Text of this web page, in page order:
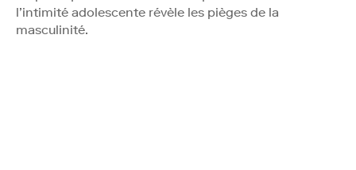
l’intimité adolescente révèle les pièges de la
masculinité.